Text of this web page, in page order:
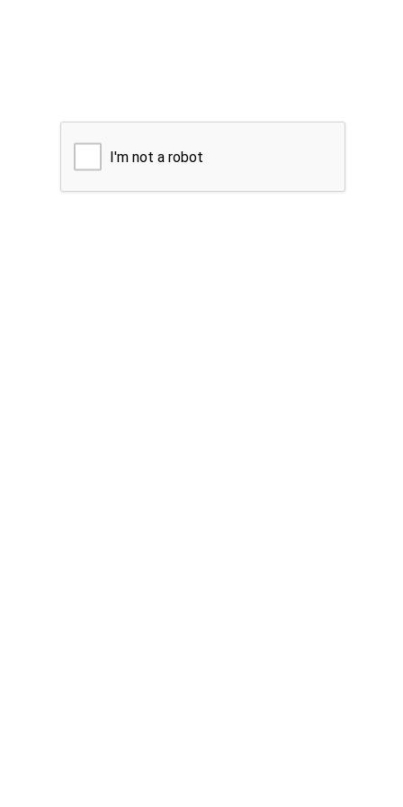
I'm not a robot